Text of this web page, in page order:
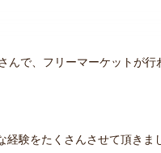
で、フリーマーケットが行
験をたくさんさせて頂きま